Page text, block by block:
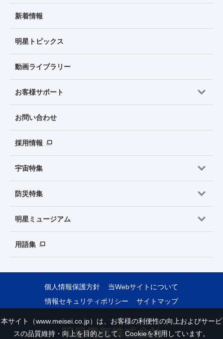
新着情報
明星トピックス
動画ライブラリー
お客様サポート
お問い合わせ
採用情報
宇宙特集
防災特集
明星ミュージアム
用語集
個人情報保護方針
当Webサイトについて
情報セキュリティポリシー
サイトマップ
本サイト（www.meisei.co.jp）は、お客様の利便性の向上およびサービ
スの品質維持・向上を目的として、Cookieを利用しています。